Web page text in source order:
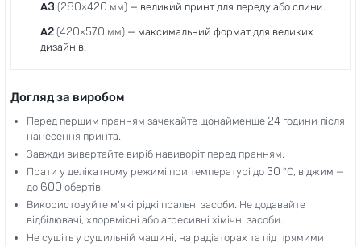
A3 (280×420 мм) — великий принт для переду або спини.
A2 (420×570 мм) — максимальний формат для великих
дизайнів.
Догляд за виробом
Перед першим пранням зачекайте щонайменше 24 години після
нанесення принта.
Завжди вивертайте виріб навиворіт перед пранням.
Прати у делікатному режимі при температурі до 30 °C, віджим —
до 600 обертів.
Використовуйте м'які рідкі пральні засоби. Не додавайте
відбілювачі, хлорвмісні або агресивні хімічні засоби.
Не сушіть у сушильній машині, на радіаторах та під прямими